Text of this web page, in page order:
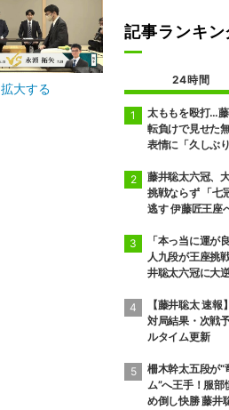
拡大する
記事ランキン
24時間
太ももを殴打…
転負けで見せた
表情に「久しぶ
藤井聡太六冠、
挑戦ならず 「七
逃す 伊藤匠王座
「本っ当に運が
人九段が王座挑
井聡太六冠に大
も【藤井聡太 速
対局結果・次戦
ルタイム更新
柵木幹太五段が“
ム”へ王手！服部
め倒し快勝 藤井